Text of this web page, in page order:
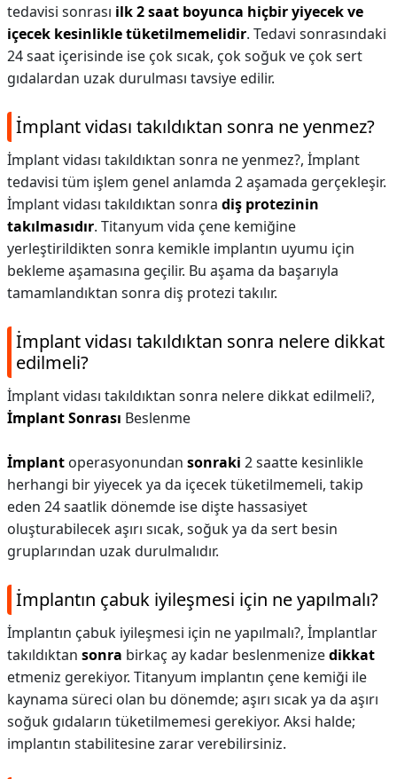
tedavisi sonrası ilk 2 saat boyunca hiçbir yiyecek ve
içecek kesinlikle tüketilmemelidir. Tedavi sonrasındaki
24 saat içerisinde ise çok sıcak, çok soğuk ve çok sert
gıdalardan uzak durulması tavsiye edilir.
İmplant vidası takıldıktan sonra ne yenmez?
İmplant vidası takıldıktan sonra ne yenmez?, İmplant
tedavisi tüm işlem genel anlamda 2 aşamada gerçekleşir.
İmplant vidası takıldıktan sonra diş protezinin
takılmasıdır. Titanyum vida çene kemiğine
yerleştirildikten sonra kemikle implantın uyumu için
bekleme aşamasına geçilir. Bu aşama da başarıyla
tamamlandıktan sonra diş protezi takılır.
İmplant vidası takıldıktan sonra nelere dikkat
edilmeli?
İmplant vidası takıldıktan sonra nelere dikkat edilmeli?,
İmplant Sonrası Beslenme
İmplant operasyonundan sonraki 2 saatte kesinlikle
herhangi bir yiyecek ya da içecek tüketilmemeli, takip
eden 24 saatlik dönemde ise dişte hassasiyet
oluşturabilecek aşırı sıcak, soğuk ya da sert besin
gruplarından uzak durulmalıdır.
İmplantın çabuk iyileşmesi için ne yapılmalı?
İmplantın çabuk iyileşmesi için ne yapılmalı?, İmplantlar
takıldıktan sonra birkaç ay kadar beslenmenizedikkat
etmeniz gerekiyor. Titanyum implantın çene kemiği ile
kaynama süreci olan bu dönemde; aşırı sıcak ya da aşırı
soğuk gıdaların tüketilmemesi gerekiyor. Aksi halde;
implantın stabilitesine zarar verebilirsiniz.